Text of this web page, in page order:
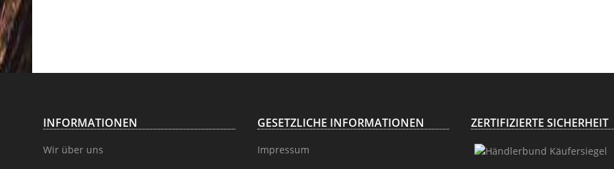
INFORMATIONEN
Wir über uns
GESETZLICHE INFORMATIONEN
Impressum
ZERTIFIZIERTE SICHERHEIT